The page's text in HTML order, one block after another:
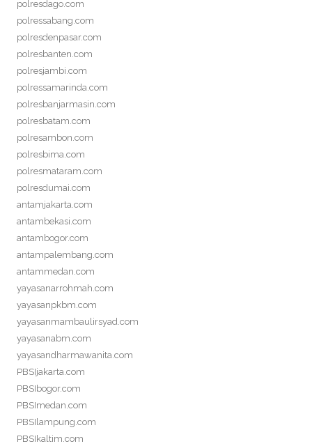
polresdago.com
polressabang.com
polresdenpasar.com
polresbanten.com
polresjambi.com
polressamarinda.com
polresbanjarmasin.com
polresbatam.com
polresambon.com
polresbima.com
polresmataram.com
polresdumai.com
antamjakarta.com
antambekasi.com
antambogor.com
antampalembang.com
antammedan.com
yayasanarrohmah.com
yayasanpkbm.com
yayasanmambaulirsyad.com
yayasanabm.com
yayasandharmawanita.com
PBSIjakarta.com
PBSIbogor.com
PBSImedan.com
PBSIlampung.com
PBSIkaltim.com